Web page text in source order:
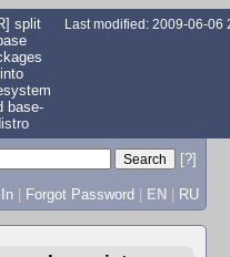
split
into
base-
Last modified: 2009-06-06
[?]
| Forgot Password | EN | RU